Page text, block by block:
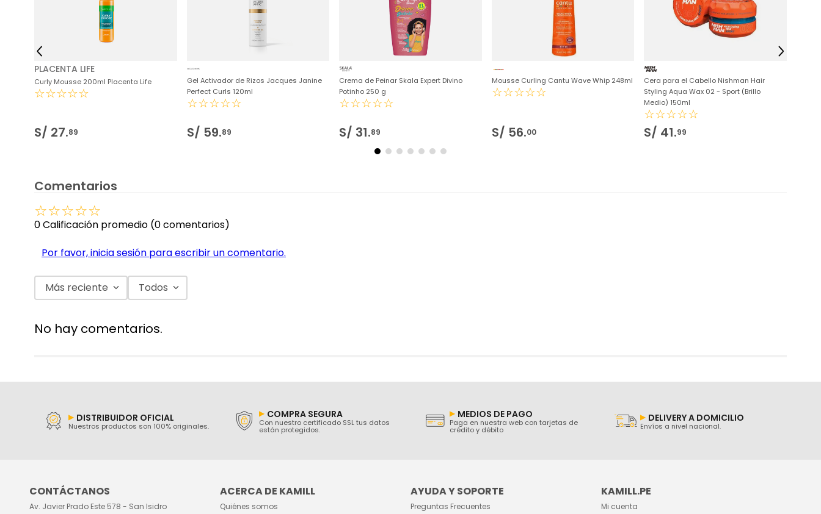
PLACENTA LIFE
Curly Mousse 200ml Placenta Life
☆☆☆☆☆
S/ 27.89
Gel Activador de Rizos Jacques Janine
Perfect Curls 120ml
☆☆☆☆☆
S/ 59.89
Crema de Peinar Skala Expert Divino
Potinho 250 g
☆☆☆☆☆
S/ 31.89
Mousse Curling Cantu Wave Whip 248ml
☆☆☆☆☆
S/ 56.00
Cera para el Cabello Nishman Hair
Styling Aqua Wax 02 - Sport (Brillo
Medio) 150ml
☆☆☆☆☆
S/ 41.99
Comentarios
☆☆☆☆☆
0 Calificación promedio (0 comentarios)
Por favor, inicia sesión para escribir un comentario.
Más reciente Todos
No hay comentarios.
DISTRIBUIDOR OFICIAL
Nuestros productos son 100% originales.
COMPRA SEGURA
Con nuestro certificado SSL tus datos
están protegidos.
MEDIOS DE PAGO
Paga en nuestra web con tarjetas de
crédito y débito
DELIVERY A DOMICILIO
Envíos a nivel nacional.
CONTÁCTANOS
Av. Javier Prado Este 578 - San Isidro
ACERCA DE KAMILL
Quiénes somos
AYUDA Y SOPORTE
Preguntas Frecuentes
KAMILL.PE
Mi cuenta